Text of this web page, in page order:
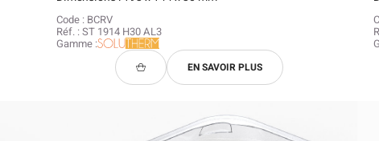
Code : BCRV
Réf. : ST 1914 H30 AL3
Gamme :
EN SAVOIR PLUS